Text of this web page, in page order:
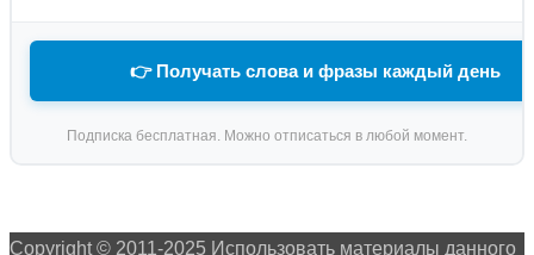
👉 Получать слова и фразы каждый день
Подписка бесплатная. Можно отписаться в любой момент.
Copyright © 2011-2025 Использовать материалы данного